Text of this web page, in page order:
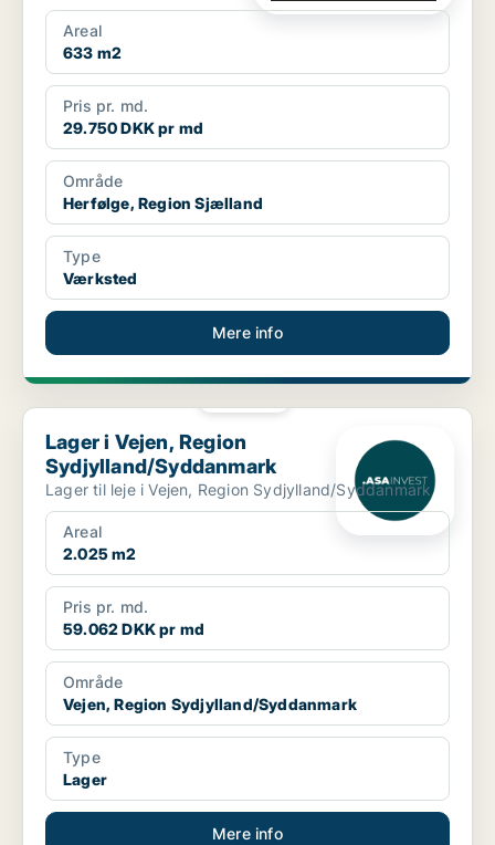
Areal
633 m2
Pris pr. md.
29.750 DKK pr md
Område
Herfølge, Region Sjælland
Type
Værksted
Mere info
Lager i Vejen, Region Sydjylland/Syddanmark
Lager i Vejen, Region
Sydjylland/Syddanmark
Lager til leje i Vejen, Region Sydjylland/Syddanmark
Areal
2.025 m2
Pris pr. md.
59.062 DKK pr md
Område
Vejen, Region Sydjylland/Syddanmark
Type
Lager
Mere info